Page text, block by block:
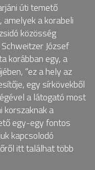
úti temető
a korabeli
közösség
József
korábban egy, a
“ez a hely az
egy sírkövekből
a látogató most
korszaknak a
egy-egy fontos
kapcsolodó
itt találhat több